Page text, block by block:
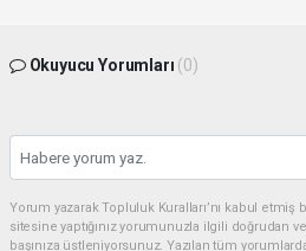
Okuyucu Yorumları (0)
Yorum yazarak Topluluk Kuralları’nı kabul
sitesine yaptığınız yorumunuzla ilgili doğrudan
başınıza üstleniyorsunuz. Yazılan tüm